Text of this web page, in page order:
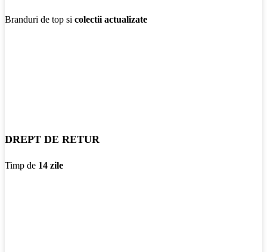
Branduri de top si colectii actualizate
DREPT DE RETUR
Timp de 14 zile